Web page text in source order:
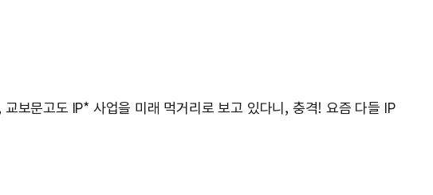
보문고도 IP* 사업을 미래 먹거리로 보고 있다니, 충격! 요즘 다들 IP